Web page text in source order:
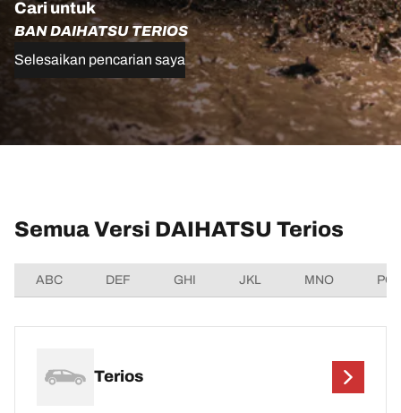
Cari untuk
BAN DAIHATSU TERIOS
Selesaikan pencarian saya
Semua Versi DAIHATSU Terios
ABC DEF GHI JKL MNO
Terios